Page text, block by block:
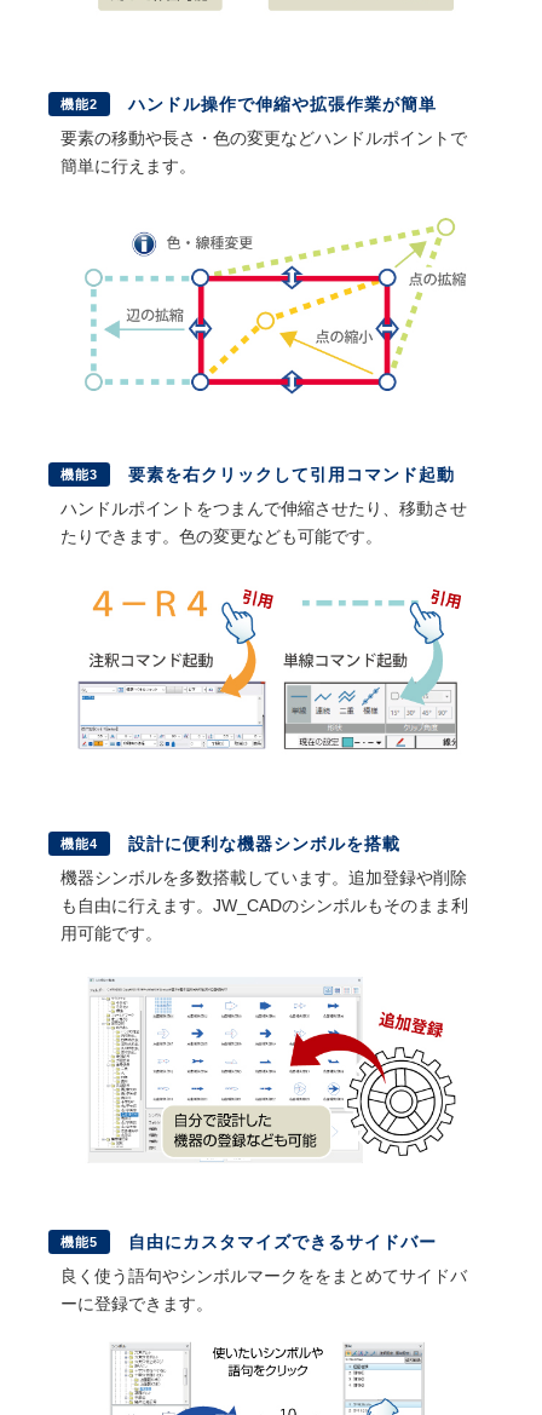
機能2
ハンドル操作で伸縮や拡張作業が簡単
要素の移動や長さ・色の変更などハンドルポイントで
簡単に行えます。
機能3
要素を右クリックして引用コマンド起動
ハンドルポイントをつまんで伸縮させたり、移動させ
たりできます。色の変更なども可能です。
機能4
設計に便利な機器シンボルを搭載
機器シンボルを多数搭載しています。追加登録や削除
も自由に行えます。JW_CADのシンボルもそのまま利
用可能です。
機能5
自由にカスタマイズできるサイドバー
良く使う語句やシンボルマークををまとめてサイドバ
ーに登録できます。